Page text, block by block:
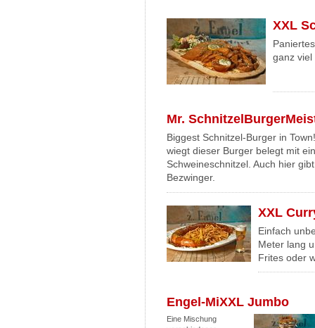
XXL
ganz viel
Mr.
Biggest Schnitzel-Burger in
wiegt dieser Burger belegt mit
Schweineschnitzel. Auch hier
Bezwinger.
XXL
Einfach
Meter lang
Frites oder
Engel-MiXXL Jumbo
Eine Mischung